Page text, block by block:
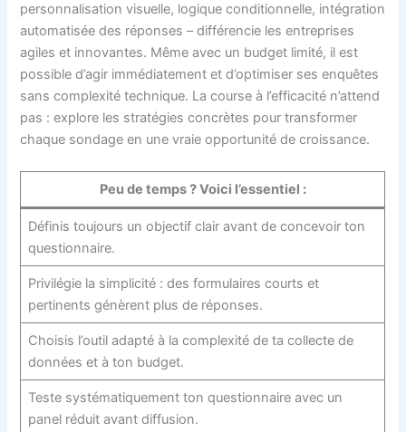
personnalisation visuelle, logique conditionnelle, intégration
automatisée des réponses – différencie les entreprises
agiles et innovantes. Même avec un budget limité, il est
possible d’agir immédiatement et d’optimiser ses enquêtes
sans complexité technique. La course à l’efficacité n’attend
pas : explore les stratégies concrètes pour transformer
chaque sondage en une vraie opportunité de croissance.
Peu de temps ? Voici l’essentiel :
Définis toujours un objectif clair avant de concevoir ton
questionnaire.
Privilégie la simplicité : des formulaires courts et
pertinents génèrent plus de réponses.
Choisis l’outil adapté à la complexité de ta collecte de
données et à ton budget.
Teste systématiquement ton questionnaire avec un
panel réduit avant diffusion.